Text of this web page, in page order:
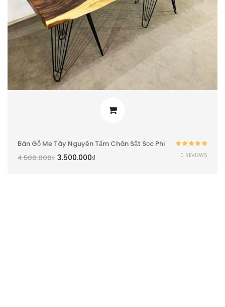
Bàn Gỗ Me Tây Nguyên Tấm Chân Sắt Sọc Phi
4.500.000₫ 3.500.000₫
Được xếp
hạng5.00 5
0 REVIEWS